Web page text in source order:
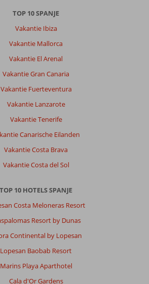
TOP 10 SPANJE
Vakantie Ibiza
Vakantie Mallorca
Vakantie El Arenal
Vakantie Gran Canaria
Vakantie Fuerteventura
Vakantie Lanzarote
Vakantie Tenerife
Canarische Eilanden
Vakantie Costa Brava
Vakantie Costa del Sol
TOP 10 HOTELS SPANJE
Costa Meloneras Resort
Resort by Dunas
Continental by Lopesan
Lopesan Baobab Resort
Marins Playa Aparthotel
Cala d'Or Gardens